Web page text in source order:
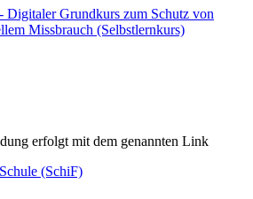
Digitaler Grundkurs zum Schutz von
Missbrauch (Selbstlernkurs)
(SchiF)